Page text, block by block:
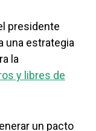
presidente
una estrategia
la
y libres de
un pacto